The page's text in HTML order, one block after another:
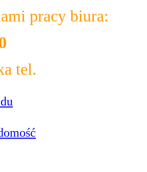
pracy biura:
tel.